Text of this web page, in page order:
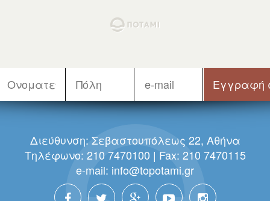
Διεύθυνση: Σεβαστουπόλεως 22, Αθήνα
Τηλέφωνο: 210 7470100 | Fax: 210 7470115
e-mail: info@topotami.gr